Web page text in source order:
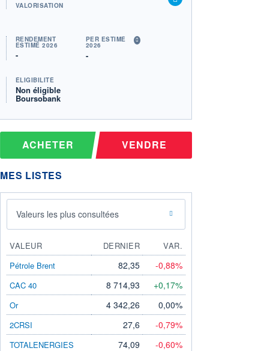
VALORISATION
RENDEMENT
ESTIMÉ 2026
-
PER ESTIMÉ
2026
-
ÉLIGIBILITÉ
Non éligible
Boursobank
ACHETER VENDRE
MES LISTES
Valeurs les plus consultées
VALEUR DERNIER
VAR.
Pétrole Brent
82,35 -0,88%
CAC 40 8 714,93 +0,17%
Or 4 342,26 0,00%
2CRSI 27,6 -0,79%
TOTALENERGIES 74,09 -0,60%